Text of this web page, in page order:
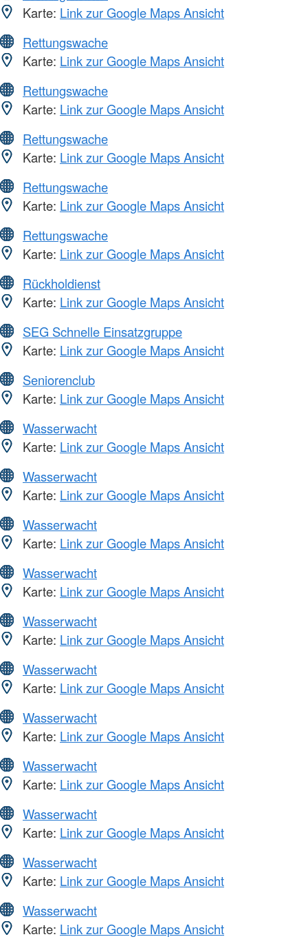
Karte: Link zur Google Maps Ansicht
Rettungswache
Karte: Link zur Google Maps Ansicht
Rettungswache
Karte: Link zur Google Maps Ansicht
Rettungswache
Karte: Link zur Google Maps Ansicht
Rettungswache
Karte: Link zur Google Maps Ansicht
Rettungswache
Karte: Link zur Google Maps Ansicht
Rückholdienst
Karte: Link zur Google Maps Ansicht
SEG Schnelle Einsatzgruppe
Karte: Link zur Google Maps Ansicht
Seniorenclub
Karte: Link zur Google Maps Ansicht
Wasserwacht
Karte: Link zur Google Maps Ansicht
Wasserwacht
Karte: Link zur Google Maps Ansicht
Wasserwacht
Karte: Link zur Google Maps Ansicht
Wasserwacht
Karte: Link zur Google Maps Ansicht
Wasserwacht
Karte: Link zur Google Maps Ansicht
Wasserwacht
Karte: Link zur Google Maps Ansicht
Wasserwacht
Karte: Link zur Google Maps Ansicht
Wasserwacht
Karte: Link zur Google Maps Ansicht
Wasserwacht
Karte: Link zur Google Maps Ansicht
Wasserwacht
Karte: Link zur Google Maps Ansicht
Wasserwacht
Karte: Link zur Google Maps Ansicht